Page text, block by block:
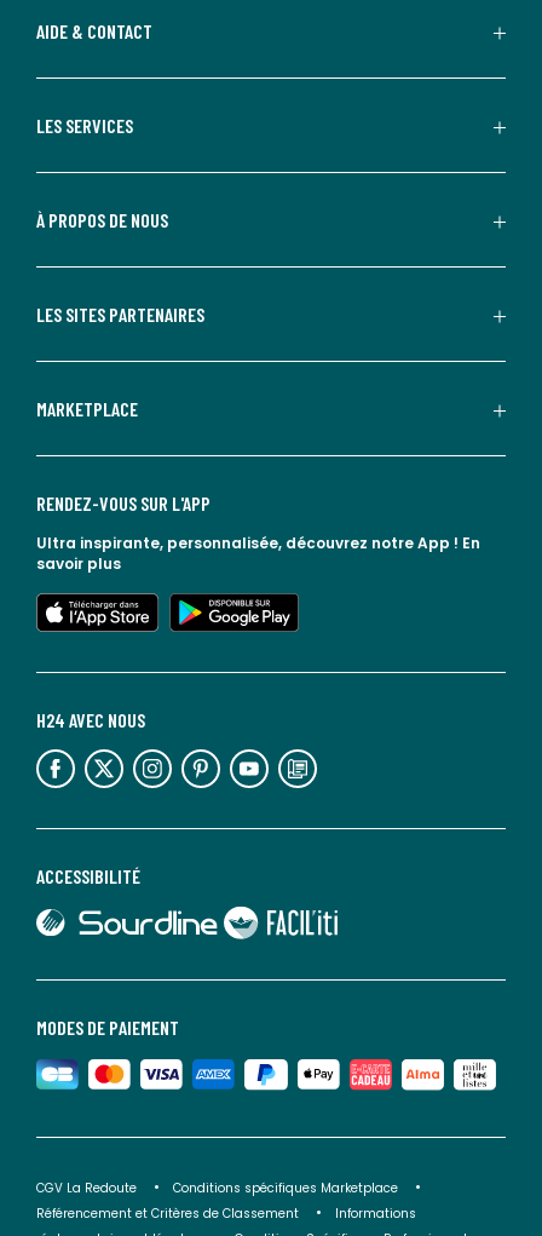
AIDE & CONTACT
LES SERVICES
À PROPOS DE NOUS
LES SITES PARTENAIRES
MARKETPLACE
MODES DE PAIEMENT
ACCESSIBILITÉ
lien vers Sourdline
lien vers Faciliti
H24 AVEC NOUS
lien vers l'espace réseaux sociaux lien vers l'espace réseaux sociaux lien vers l'espace réseaux sociaux lien vers l'espace réseaux sociaux lien vers l'espace réseaux sociaux lien vers le blog la redoute
RENDEZ-VOUS SUR L'APP
Ultra inspirante, personnalisée, découvrez notre App ! En
savoir plus
lien vers l'app store
lien vers google play
CGV La Redoute
Conditions spécifiques Marketplace
Référencement et Critères de Classement
Informations